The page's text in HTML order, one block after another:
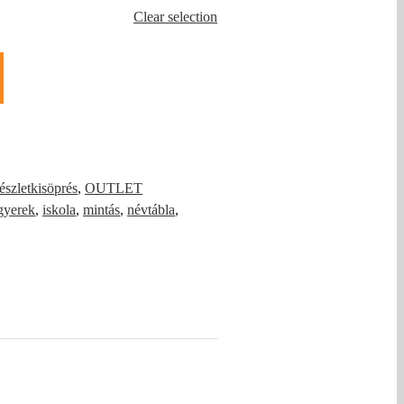
Clear selection
, OUTLET
, iskola, mintás, névtábla,